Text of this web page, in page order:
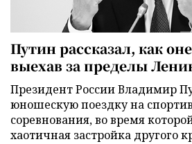
Путин рассказал, как
выехав за пределы
Президент России Владимир
юношескую поездку на
соревнования, во время
хаотичная застройка другого